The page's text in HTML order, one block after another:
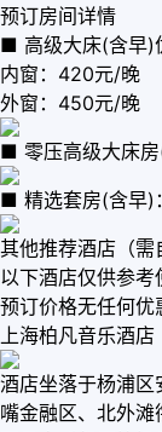
预订房间详情
■ 高级大床(含早)
内窗：420元/晚
外窗：450元/晚
■ 零压高级大床
■ 精选套房(含早)
其他推荐酒店（需
以下酒店仅供参考
预订价格无任何优
上海柏凡音乐酒店
酒店坐落于杨浦
嘴金融区、北外